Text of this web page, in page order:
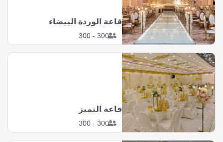
300 - 300
قاعة الوردة البيضاء
300 - 300
قاعة التميز